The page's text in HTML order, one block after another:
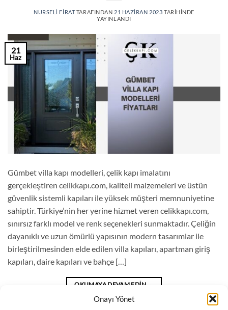
Onayı Yönet
NURSELI FIRATTARAFINDAN 21 HAZIRAN 2023 TARIHINDE
YAYINLANDI
21
Haz
Gümbet villa kapı modelleri, çelik kapı imalatını
gerçekleştiren celikkapı.com, kaliteli malzemeleri ve üstün
güvenlik sistemli kapıları ile yüksek müşteri memnuniyetine
sahiptir. Türkiye’nin her yerine hizmet veren celikkapı.com,
sınırsız farklı model ve renk seçenekleri sunmaktadır. Çeliğin
dayanıklı ve uzun ömürlü yapısının modern tasarımlar ile
birleştirilmesinden elde edilen villa kapıları, apartman giriş
kapıları, daire kapıları ve bahçe […]
OKUMAYA DEVAM EDIN